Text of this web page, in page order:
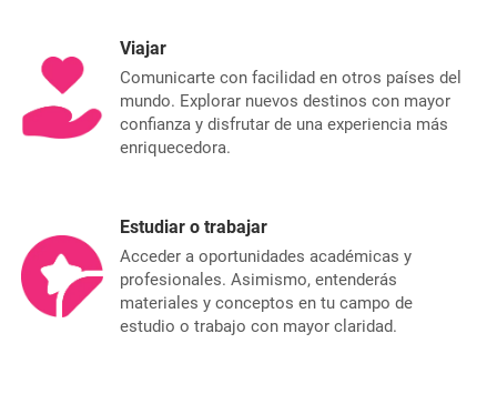
Viajar
Comunicarte con facilidad en otros países del
mundo. Explorar nuevos destinos con mayor
confianza y disfrutar de una experiencia más
enriquecedora.
Estudiar o trabajar
Acceder a oportunidades académicas y
profesionales. Asimismo, entenderás
materiales y conceptos en tu campo de
estudio o trabajo con mayor claridad.